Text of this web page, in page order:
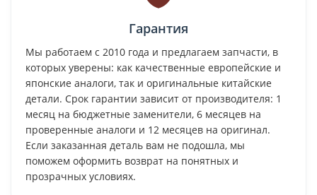
Гарантия
Мы работаем с 2010 года и предлагаем запчасти, в
которых уверены: как качественные европейские и
японские аналоги, так и оригинальные китайские
детали. Срок гарантии зависит от производителя: 1
месяц на бюджетные заменители, 6 месяцев на
проверенные аналоги и 12 месяцев на оригинал.
Если заказанная деталь вам не подошла, мы
поможем оформить возврат на понятных и
прозрачных условиях.